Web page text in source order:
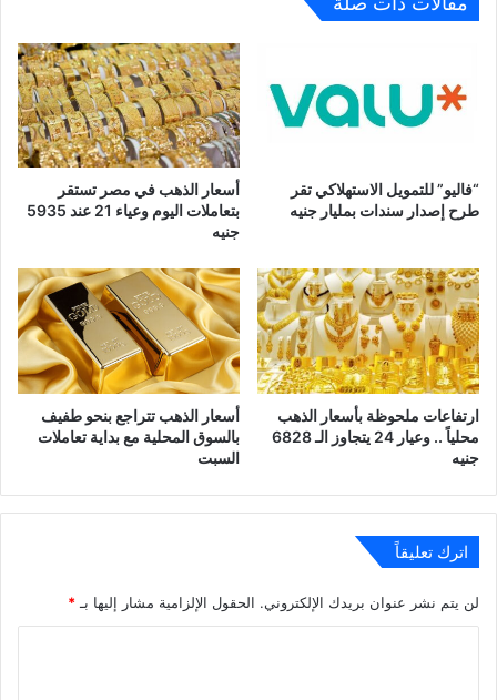
“فاليو” للتمويل الاستهلاكي تقر
طرح إصدار سندات بمليار جنيه
أسعار الذهب في مصر تستقر
بتعاملات اليوم وعياء 21 عند 5935
جنيه
ارتفاعات ملحوظة بأسعار الذهب
محلياً .. وعيار 24 يتجاوز الـ 6828
جنيه
أسعار الذهب تتراجع بنحو طفيف
بالسوق المحلية مع بداية تعاملات
السبت
اترك تعليقاً
لن يتم نشر عنوان بريدك الإلكتروني. الحقول الإلزامية مشار إليها بـ*